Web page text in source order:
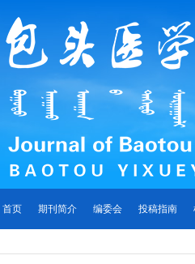
首页 期刊简介 编委会 投稿指南